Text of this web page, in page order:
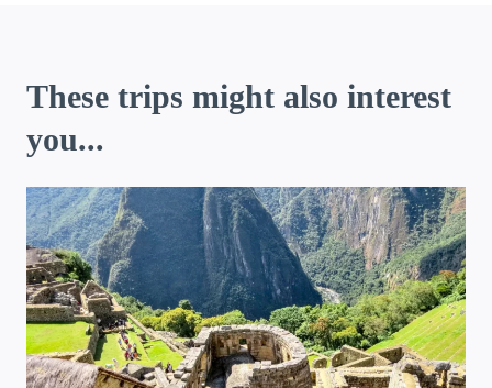
These trips might also interest
you...